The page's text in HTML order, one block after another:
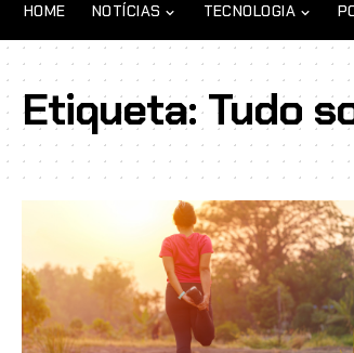
HOME NOTÍCIAS TECNOLOGIA
Etiqueta:Tudo